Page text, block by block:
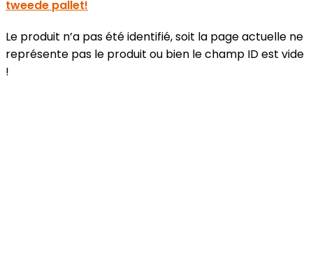
tweede pallet!
Le produit n’a pas été identifié, soit la page actuelle ne
représente pas le produit ou bien le champ ID est vide
!